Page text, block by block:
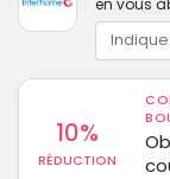
10%
RÉDUCTION